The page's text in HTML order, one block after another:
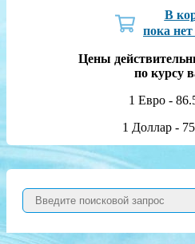
В
пока
Цены
по курсу
1 Евро -
1 Доллар -